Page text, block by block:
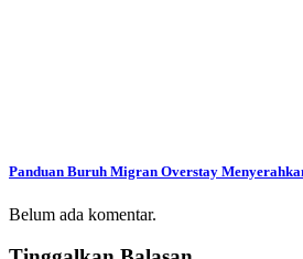
Panduan Buruh Migran Overstay
Belum ada komentar.